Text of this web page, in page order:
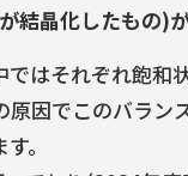
結晶化したもの)
はそれぞれ飽和
因でこのバラン
。